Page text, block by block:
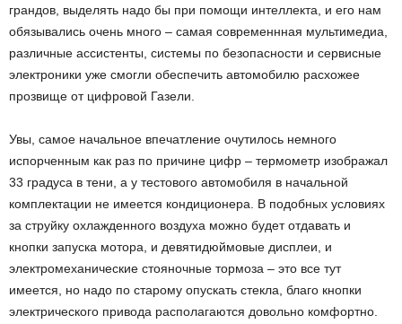
грандов, выделять надо бы при помощи интеллекта, и его нам
обязывались очень много – самая современнная мультимедиа,
различные ассистенты, системы по безопасности и сервисные
электроники уже смогли обеспечить автомобилю расхожее
прозвище от цифровой Газели.
Увы, самое начальное впечатление очутилось немного
испорченным как раз по причине цифр – термометр изображал
33 градуса в тени, а у тестового автомобиля в начальной
комплектации не имеется кондиционера. В подобных условиях
за струйку охлажденного воздуха можно будет отдавать и
кнопки запуска мотора, и девятидюймовые дисплеи, и
электромеханические стояночные тормоза – это все тут
имеется, но надо по старому опускать стекла, благо кнопки
электрического привода располагаются довольно комфортно.